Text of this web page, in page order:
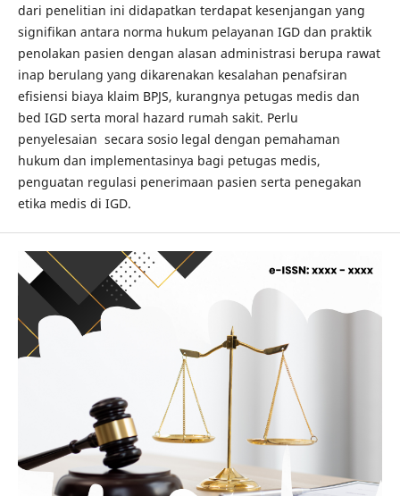
dari penelitian ini didapatkan terdapat kesenjangan yang
signifikan antara norma hukum pelayanan IGD dan praktik
penolakan pasien dengan alasan administrasi berupa rawat
inap berulang yang dikarenakan kesalahan penafsiran
efisiensi biaya klaim BPJS, kurangnya petugas medis dan
bed IGD serta moral hazard rumah sakit. Perlu
penyelesaian secara sosio legal dengan pemahaman
hukum dan implementasinya bagi petugas medis,
penguatan regulasi penerimaan pasien serta penegakan
etika medis di IGD.